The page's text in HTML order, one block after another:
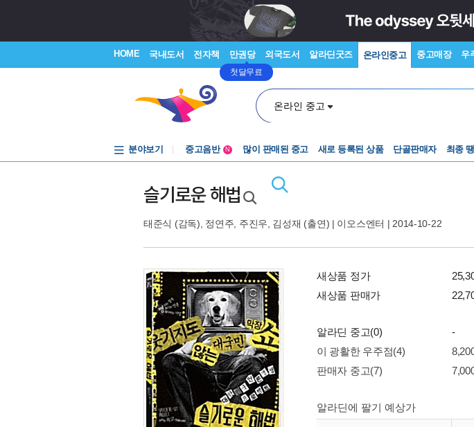
HOME 국내도서 전자책 만권당
첫달무료
외국도서 알라딘굿즈 온라인중고 중고매장 우
온라인 중고
분야보기
중고음반
중고음반
N 많이 판매된 중고 새로 등록된 상품 단골판매자 최종
슬기로운 해법
태준식 (감독), 정연주 주진우 김성재 (출연) | 이오스엔터 | 2014-10-22
새상품 정가
새상품 판매가
알라딘 중고(0)
-
이 광활한 우주점(4)
판매자 중고(7)
알라딘에 팔기 예상가